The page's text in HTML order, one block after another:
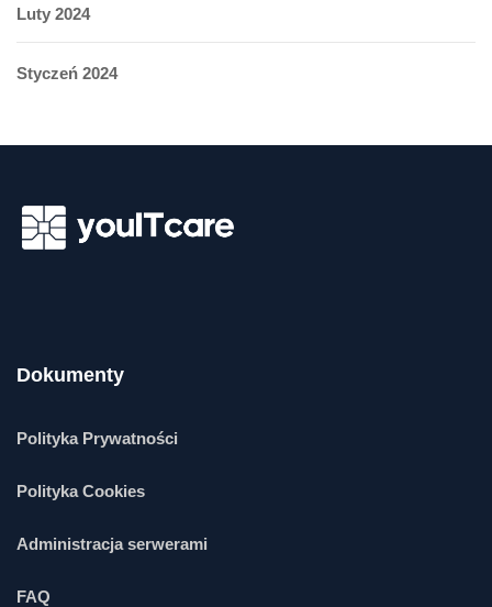
Luty 2024
Styczeń 2024
Dokumenty
Polityka Prywatności
Polityka Cookies
Administracja serwerami
FAQ